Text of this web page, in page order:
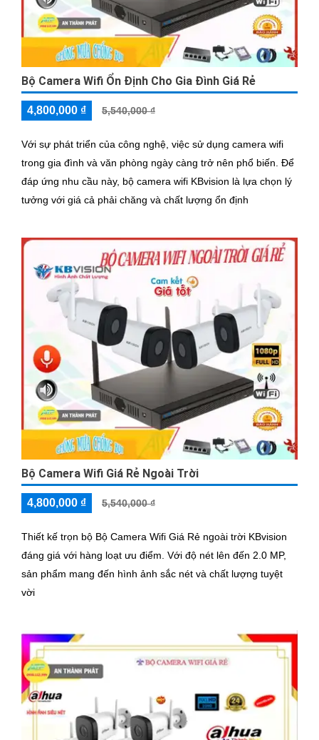
Bộ Camera Wifi Ổn Định Cho Gia Đình Giá Rẻ
4,800,000 ₫ 5,540,000 ₫
Với sự phát triển của công nghệ, việc sử dụng camera wifi
trong gia đình và văn phòng ngày càng trở nên phổ biến. Để
đáp ứng nhu cầu này, bộ camera wifi KBvision là lựa chọn lý
tưởng với giá cả phải chăng và chất lượng ổn định
Bộ Camera Wifi Giá Rẻ Ngoài Trời
4,800,000 ₫ 5,540,000 ₫
Thiết kế trọn bộ Bộ Camera Wifi Giá Rẻ ngoài trời KBvision
đáng giá với hàng loạt ưu điểm. Với độ nét lên đến 2.0 MP,
sản phẩm mang đến hình ảnh sắc nét và chất lượng tuyệt
vời